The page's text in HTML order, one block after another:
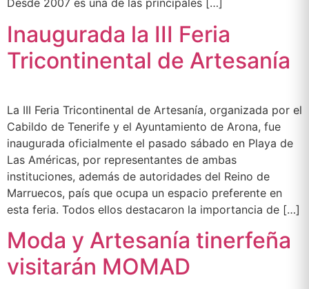
Desde 2007 es una de las principales […]
Inaugurada la III Feria
Tricontinental de Artesanía
La III Feria Tricontinental de Artesanía, organizada por el
Cabildo de Tenerife y el Ayuntamiento de Arona, fue
inaugurada oficialmente el pasado sábado en Playa de
Las Américas, por representantes de ambas
instituciones, además de autoridades del Reino de
Marruecos, país que ocupa un espacio preferente en
esta feria. Todos ellos destacaron la importancia de […]
Moda y Artesanía tinerfeña
visitarán MOMAD